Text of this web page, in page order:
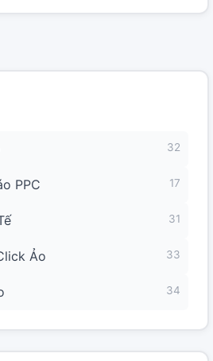
32
PPC 17
31
Ảo 33
34